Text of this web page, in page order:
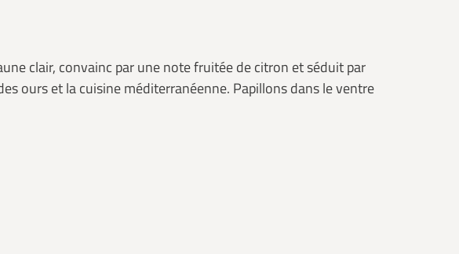
clair, convainc par une note fruitée de citron et séduit par
ours et la cuisine méditerranéenne. Papillons dans le ventre